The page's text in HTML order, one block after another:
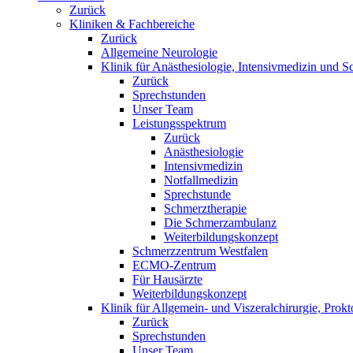
Zurück
Kliniken & Fachbereiche
Zurück
Allgemeine Neurologie
Klinik für Anästhesiologie, Intensivmedizin und
Zurück
Sprechstunden
Unser Team
Leistungsspektrum
Zurück
Anästhesiologie
Intensivmedizin
Notfallmedizin
Sprechstunde
Schmerztherapie
Die Schmerzambulanz
Weiterbildungskonzept
Schmerzzentrum Westfalen
ECMO-Zentrum
Für Hausärzte
Weiterbildungskonzept
Klinik für Allgemein- und Viszeralchirurgie,
Zurück
Sprechstunden
Unser Team